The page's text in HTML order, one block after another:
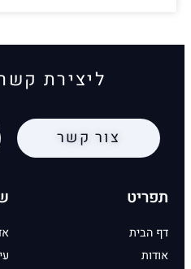
ליצירת
צור קשר
תפריט
דף הבית
אודות